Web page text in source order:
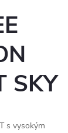
SKY
s vysokým